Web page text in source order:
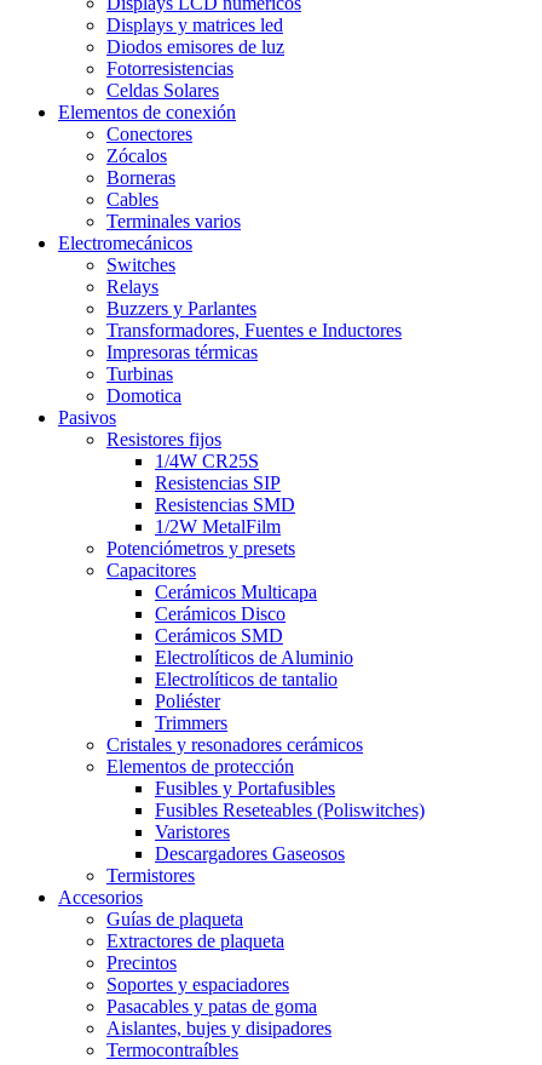
Displays y matrices led
Diodos emisores de luz
Fotorresistencias
Celdas Solares
Elementos de conexión
Conectores
Zócalos
Borneras
Cables
Terminales varios
Electromecánicos
Switches
Relays
Buzzers y Parlantes
Transformadores, Fuentes e Inductores
Impresoras térmicas
Turbinas
Domotica
Pasivos
Resistores fijos
1/4W CR25S
Resistencias SIP
Resistencias SMD
1/2W MetalFilm
Potenciómetros y presets
Capacitores
Cerámicos Multicapa
Cerámicos Disco
Cerámicos SMD
Electrolíticos de Aluminio
Electrolíticos de tantalio
Poliéster
Trimmers
Cristales y resonadores cerámicos
Elementos de protección
Fusibles y Portafusibles
Fusibles Reseteables (Poliswitches)
Varistores
Descargadores Gaseosos
Termistores
Accesorios
Guías de plaqueta
Extractores de plaqueta
Precintos
Soportes y espaciadores
Pasacables y patas de goma
Aislantes, bujes y disipadores
Termocontraíbles